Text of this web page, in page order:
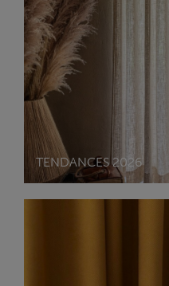
TENDANCES 2026